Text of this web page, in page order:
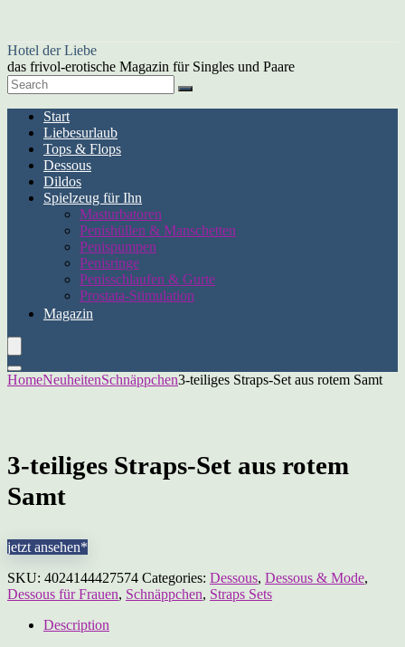
Hotel der Liebe
das frivol-erotische Magazin für Singles und Paare
Start
Liebesurlaub
Tops & Flops
Dessous
Dildos
Spielzeug für Ihn
Masturbatoren
Penishüllen & Manschetten
Penispumpen
Penisringe
Penisschlaufen & Gurte
Prostata-Stimulation
Magazin
HomeNeuheitenSchnäppchen3-teiliges Straps-Set aus rotem Samt
3-teiliges Straps-Set aus rotem
Samt
jetzt ansehen*
SKU: 4024144427574 Categories: Dessous, Dessous & Mode,
Dessous für Frauen, Schnäppchen, Straps Sets
Description